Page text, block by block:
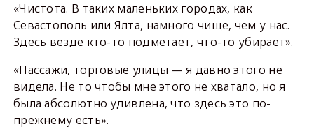
«Чистота. В таких маленьких городах, как
Севастополь или Ялта, намного чище, чем у нас.
Здесь везде кто-то подметает, что-то убирает».
«Пассажи, торговые улицы — я давно этого не
видела. Не то чтобы мне этого не хватало, но я
была абсолютно удивлена, что здесь это по-
прежнему есть».